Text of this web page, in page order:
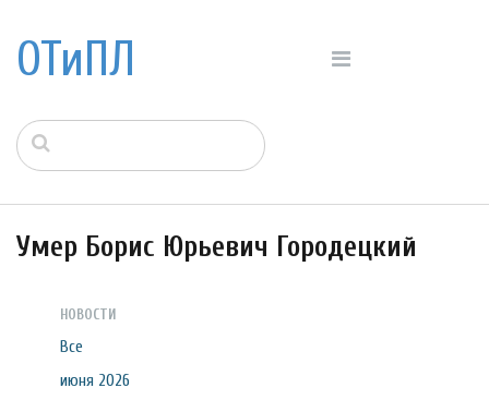
ОТиПЛ
Умер Борис Юрьевич Городецкий
НОВОСТИ
Все
июня 2026